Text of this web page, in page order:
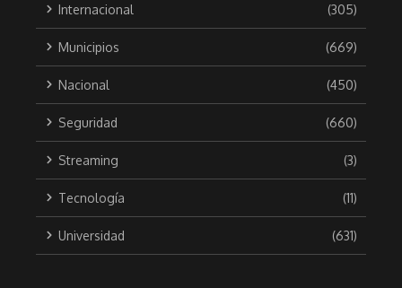
Internacional (305)
Municipios (669)
Nacional (450)
Seguridad (660)
Streaming (3)
Tecnología (11)
Universidad (631)